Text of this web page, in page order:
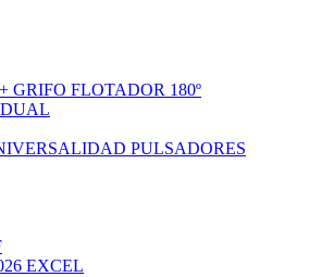
GRIFO FLOTADOR 180º
PULSADORES
EXCEL